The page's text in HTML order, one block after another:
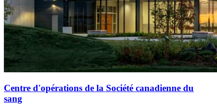
Centre d'opérations de la Société canadienne du
sang